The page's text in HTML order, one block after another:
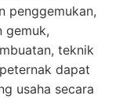
penggemukan,
gemuk,
teknik
dapat
usaha secara